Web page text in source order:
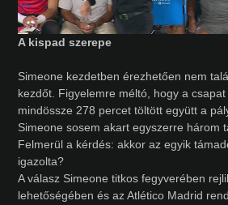
A kispad szerepe
Simeone kezdetben érezhetően nem
kezdőt. Figyelemre méltó, hogy a
mindössze 278 percet töltött együtt a
Simeone sosem akart egyszerre három
Felmerül a kérdés: akkor az egyik
igazolta?
A válasz Simeone titkos fegyverében
lehetőségében és az Atlético Madrid